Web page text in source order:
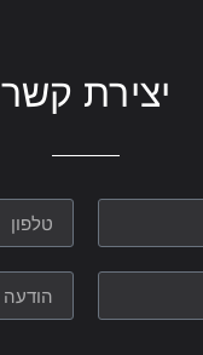
יצירת קשר